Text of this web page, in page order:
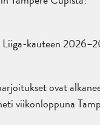
Liiga-kauteen
ovat
viikonloppuna